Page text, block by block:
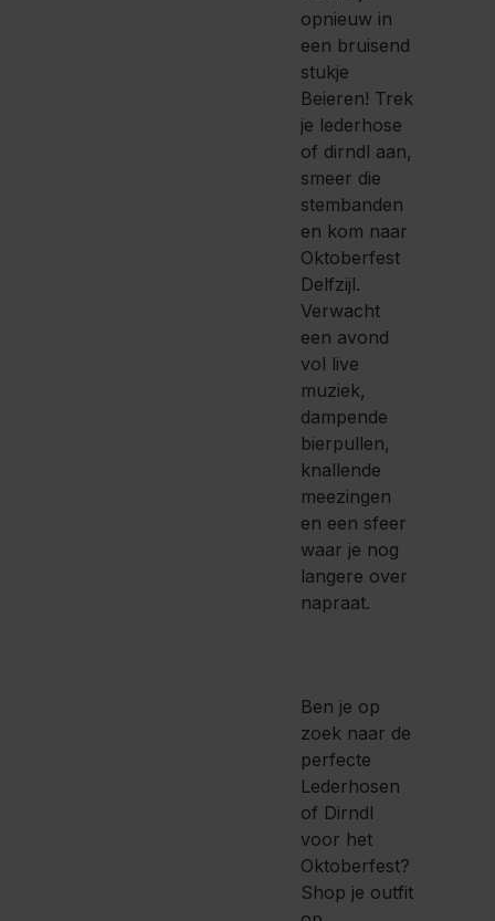
opnieuw in
een bruisend
stukje
Beieren! Trek
je lederhose
of dirndl aan,
smeer die
stembanden
en kom naar
Oktoberfest
Delfzijl.
Verwacht
een avond
vol live
muziek,
dampende
bierpullen,
knallende
meezingen
en een sfeer
waar je nog
langere over
napraat.
Ben je op
zoek naar de
perfecte
Lederhosen
of Dirndl
voor het
Oktoberfest?
Shop je outfit